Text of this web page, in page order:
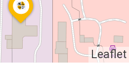
Leaflet